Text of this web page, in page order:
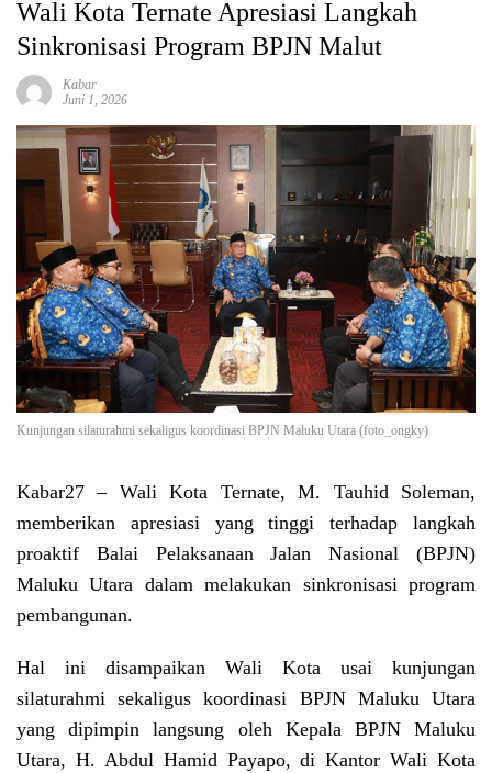
Wali Kota Ternate Apresiasi Langkah
Sinkronisasi Program BPJN Malut
Kabar
Juni 1, 2026
Kunjungan silaturahmi sekaligus koordinasi BPJN Maluku Utara (foto_ongky)
Kabar27 – Wali Kota Ternate, M. Tauhid Soleman,
memberikan apresiasi yang tinggi terhadap langkah
proaktif Balai Pelaksanaan Jalan Nasional (BPJN)
Maluku Utara dalam melakukan sinkronisasi program
pembangunan.
Hal ini disampaikan Wali Kota usai kunjungan
silaturahmi sekaligus koordinasi BPJN Maluku Utara
yang dipimpin langsung oleh Kepala BPJN Maluku
Utara, H. Abdul Hamid Payapo, di Kantor Wali Kota